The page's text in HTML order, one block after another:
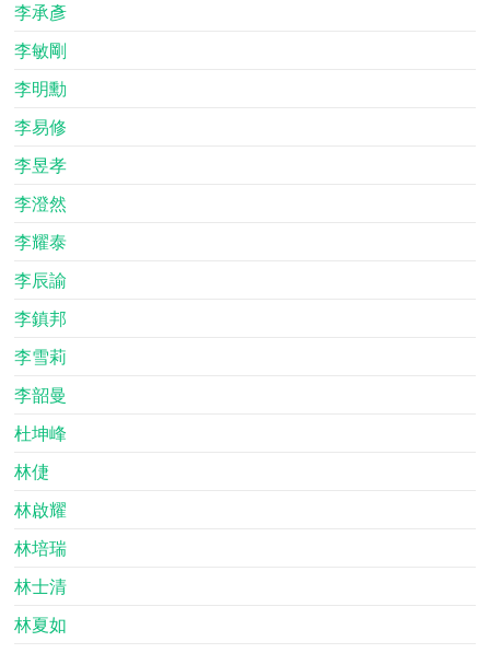
李承彥
李敏剛
李明勳
李易修
李昱孝
李澄然
李耀泰
李辰諭
李鎮邦
李雪莉
李韶曼
杜坤峰
林倢
林啟耀
林培瑞
林士清
林夏如